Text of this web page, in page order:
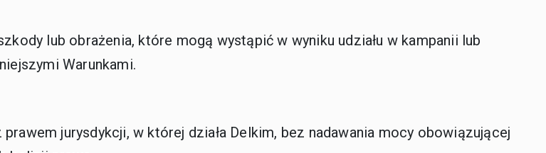
lub obrażenia, które mogą wystąpić w wyniku udziału w kampanii lub
Warunkami.
jurysdykcji, w której działa Delkim, bez nadawania mocy obowiązującej